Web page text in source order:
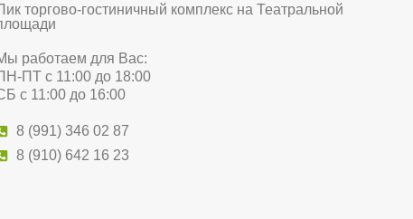
торгово-гостиничный комплекс на Театральной
работаем для Вас:
ПТ с 11:00 до 18:00
с 11:00 до 16:00
8 (991) 346 02 87
8 (910) 642 16 23